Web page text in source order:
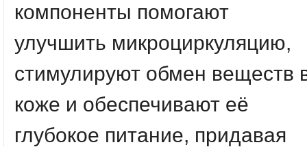
компоненты помогают
улучшить микроциркуляцию,
стимулируют обмен веществ
коже и обеспечивают её
глубокое питание, придавая